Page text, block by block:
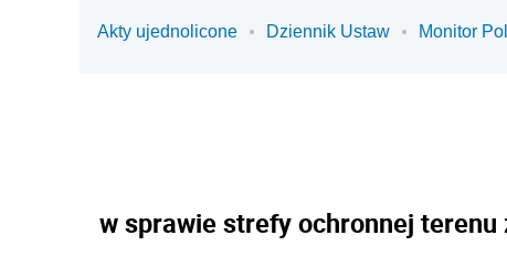
Akty ujednolicone Dziennik Ustaw Monitor
w sprawie strefy ochronnej terenu